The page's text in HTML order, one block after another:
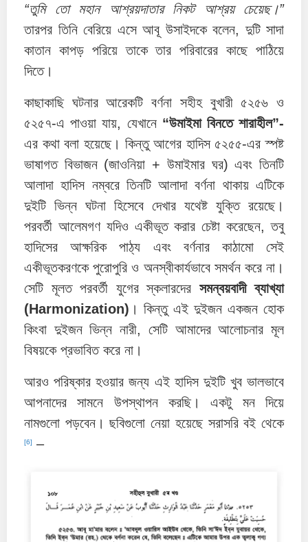
“তুমি তো মহান আশ্রয়দাতার নিকট আশ্রয় চেয়েছ।”
তারপর তিনি বেরিয়ে এসে আবূ উসাইদকে বলেন, দুটি সাদা
কাতান কাপড় পরিয়ে তাকে তার পরিবারের কাছে পাঠিয়ে
দিতে।
কাছাকাছি ঘটনার আরেকটি বর্ণনা সহীহ বুখারী ৫২৫৬ ও
৫২৫৭-এ পাওয়া যায়, যেখানে “উমাইমা বিনতে শারাহীল”-
এর কথা বলা হয়েছে। কিন্তু আগের হাদিস ৫২৫৫-এর স্পষ্ট
ভাষাগত বিভাজন (জাওনিয়া + উমাইমার ঘর) এবং তিনটি
আলাদা হাদিস নম্বরে তিনটি আলাদা বর্ণনা থাকায় এটিকে
দুইটি ভিন্ন ঘটনা হিসেবে দেখার যথেষ্ট যুক্তি রয়েছে।
পরবর্তী আলেমগণ যদিও একীভূত করার চেষ্টা করেছেন, তবু
হাদিসের আক্ষরিক পাঠ্য এবং বর্ণনার কাঠামো সেই
একীভূতকরণকে পুরোপুরি ও অনস্বীকার্যভাবে সমর্থন করে না।
সেটি মূলত পরবর্তী যুগের স্কলারদের সমন্বয়বাদী ব্যাখ্যা
(Harmonization) । কিন্তু এই দুইজন একজন হোক
কিংবা দুইজন ভিন্ন নারী, সেটি আমাদের আলোচনার মূল
বিষয়কে প্রভাবিত করে না।
আরও পরিষ্কার হওয়ার জন্য এই হাদিস দুইটি খুব ভালভাবে
আপনাদের সামনে উপস্থাপন করছি। একটু মন দিয়ে
নামগুলো পড়বেন। ছবিগুলো নেয়া হয়েছে সরাসরি বই থেকে
[6] –